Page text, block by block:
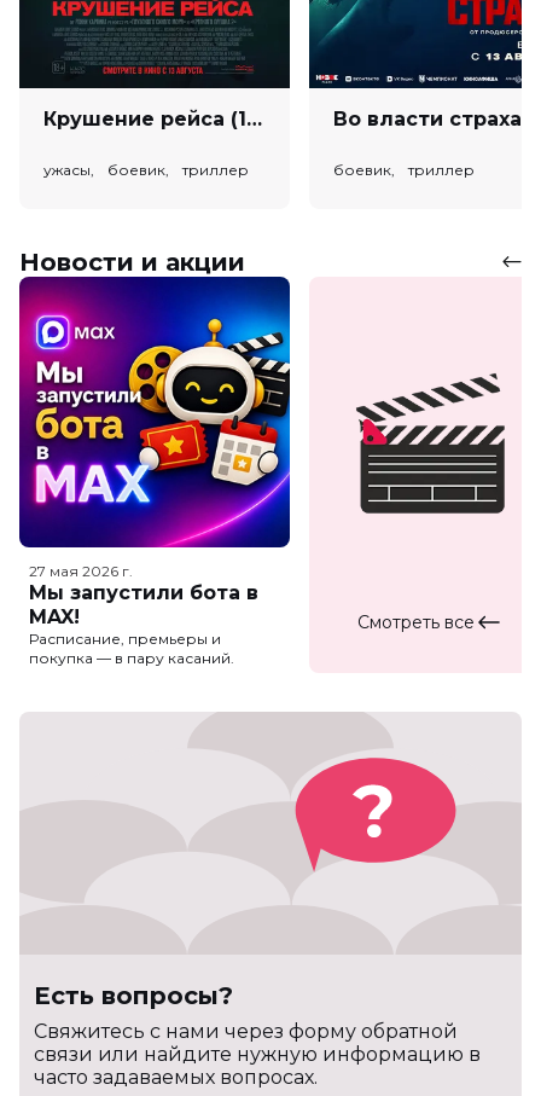
Крушение рейса (18+)
ужасы, боевик, триллер боевик, триллер
Новости и акции
27 мая 2026 г.
Мы запустили бота в
MAX!
Расписание, премьеры и
покупка — в пару касаний.
Смотреть все
Есть вопросы?
Cвяжитесь с нами через форму обратной
связи или найдите нужную информацию в
часто задаваемых вопросах.